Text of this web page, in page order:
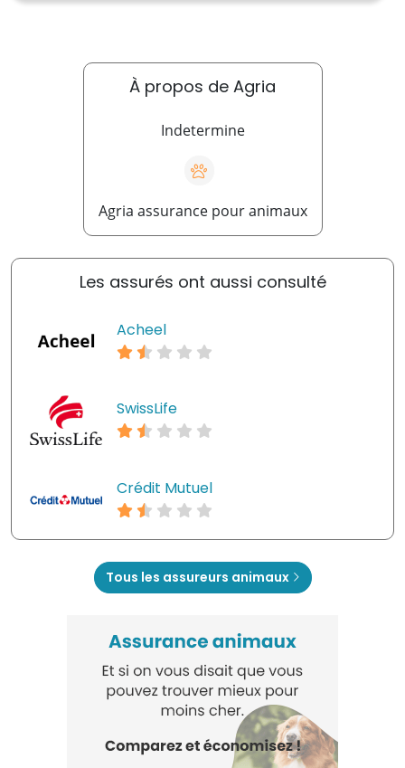
À propos de Agria
Indetermine
Agria assurance pour animaux
Les assurés ont aussi consulté
Acheel
SwissLife
Crédit Mutuel
Tous les assureurs animaux